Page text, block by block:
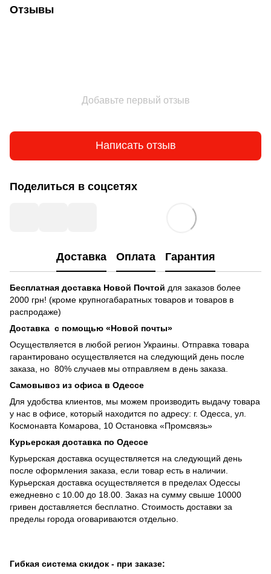
Отзывы
Добавьте первый отзыв
Написать отзыв
Поделиться в соцсетях
Доставка Оплата Гарантия
Бесплатная доставка Новой Почтой для заказов более
2000 грн! (кроме крупногабаратных товаров и товаров в
распродаже)
Доставка с помощью «Новой почты»
Осуществляется в любой регион Украины. Отправка товара
гарантировано осуществляется на следующий день после
заказа, но 80% случаев мы отправляем в день заказа.
Самовывоз из офиса в Одессе
Для удобства клиентов, мы можем производить выдачу товара
у нас в офисе, который находится по адресу: г. Одесса, ул.
Космонавта Комарова, 10 Остановка «Промсвязь»
Курьерская доставка по Одессе
Курьерская доставка осуществляется на следующий день
после оформления заказа, если товар есть в наличии.
Курьерская доставка осуществляется в пределах Одессы
ежедневно с 10.00 до 18.00. Заказ на сумму свыше 10000
гривен доставляется бесплатно. Стоимость доставки за
пределы города оговариваются отдельно.
Гибкая система скидок - при заказе: